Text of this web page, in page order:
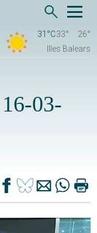
31°C33°
26°
Illes Balears
03-